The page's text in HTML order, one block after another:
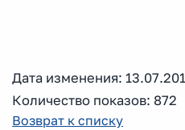
Дата изменения:
Количество показов: 872
Возврат к списку